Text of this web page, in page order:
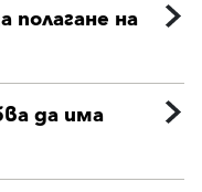
полагане на
да има